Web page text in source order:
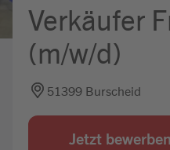
Mein
Verkäufer
(m/w/d)
51399 Burscheid
Jetzt bewerben